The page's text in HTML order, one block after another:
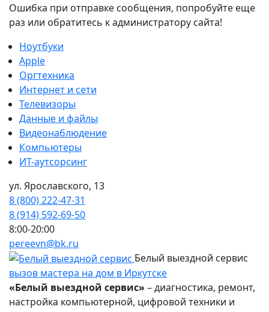
Ошибка при отправке сообщения, попробуйте еще
раз или обратитесь к администратору сайта!
Ноутбуки
Apple
Оргтехника
Интернет и сети
Телевизоры
Данные и файлы
Видеонаблюдение
Компьютеры
ИТ-аутсорсинг
ул. Ярославского, 13
8 (800) 222-47-31
8 (914) 592-69-50
8:00-20:00
pereevn@bk.ru
Белый выездной сервис
вызов мастера на дом в Иркутске
«Белый выездной сервис» – диагностика, ремонт,
настройка компьютерной, цифровой техники и